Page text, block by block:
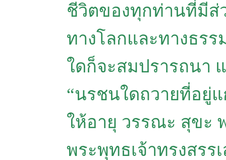
ชีวิตของทุกท่านที่มีส่
ทางโลกและทางธร
ใดก็จะสมปรารถนา
“นรชนใดถวายที่อยู่
ให้อายุ วรรณะ สุขะ
พระพุทธเจ้าทรงสรร